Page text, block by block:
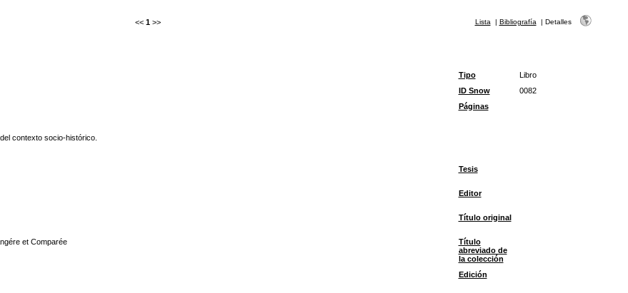
<< 1 >> Lista | Bibliografía | Detalles
Tipo
Libro
ID Snow
0082
Páginas
contexto socio-histórico.
Tesis
Editor
Título original
et Comparée
Título
abreviado de
la colección
Edición